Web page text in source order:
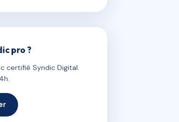
pro ?
certifié Syndic Digital.